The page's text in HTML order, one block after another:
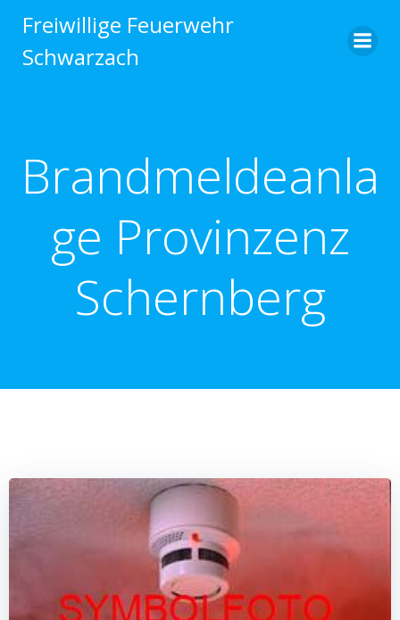
Inhalt
Freiwillige Feuerwehr
Schwarzach
Brandmeldeanla
ge Provinzenz
Schernberg